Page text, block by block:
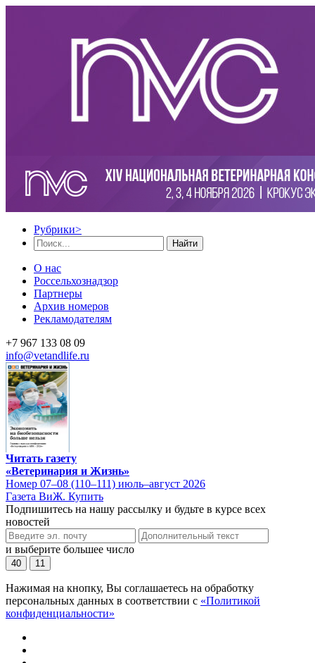
Рубрики>
Найти
О нас
Россельхознадзор
Партнеры
Архив номеров
Рекламодателям
+7 967 133 08 09
info@vetandlife.ru
Читать газету
«Ветеринария и Жизнь»
Номер 07–08 (110–111) июль–август 2026
Газета ВиЖ. Купить
Подпишитесь на нашу рассылку и будьте в курсе всех
новостей
и выберите большее число
40 11
Нажимая на кнопку, Вы соглашаетесь на обработку
персональных данных в соответствии с «Политикой
конфиденциальности»